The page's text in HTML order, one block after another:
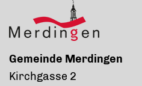
Gemeinde Merdingen
Kirchgasse 2